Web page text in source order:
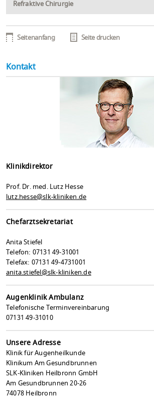
Refraktive Chirurgie
Seitenanfang Seite drucken
Kontakt
Klinikdirektor
Prof. Dr. med. Lutz Hesse
lutz.hesse@slk-kliniken.de
Chefarztsekretariat
Anita Stiefel
Telefon: 07131 49-31001
Telefax: 07131 49-4731001
anita.stiefel@slk-kliniken.de
Augenklinik Ambulanz
Telefonische Terminvereinbarung
07131 49-31010
Unsere Adresse
Klinik für Augenheilkunde
Klinikum Am Gesundbrunnen
SLK-Kliniken Heilbronn GmbH
Am Gesundbrunnen 20-26
74078 Heilbronn